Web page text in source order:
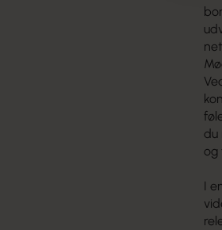
du
og
I